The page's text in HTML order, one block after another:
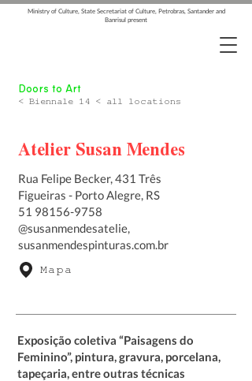
Ministry of Culture, State Secretariat of Culture, Petrobras, Santander and
Banrisul present
< Biennale 14 < all locations
Doors to Art
Atelier Susan Mendes
Rua Felipe Becker, 431 Três
Figueiras - Porto Alegre, RS
51 98156-9758
@susanmendesatelie,
susanmendespinturas.com.br
Mapa
Exposição coletiva “Paisagens do
Feminino”, pintura, gravura, porcelana,
tapeçaria, entre outras técnicas